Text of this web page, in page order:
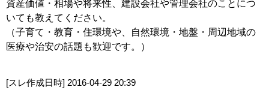
資産価値・相場や将来性、建設会社や管理会社のことにつ
いても教えてください。
（子育て・教育・住環境や、自然環境・地盤・周辺地域の
医療や治安の話題も歓迎です。）
[スレ作成日時] 2016-04-29 20:39